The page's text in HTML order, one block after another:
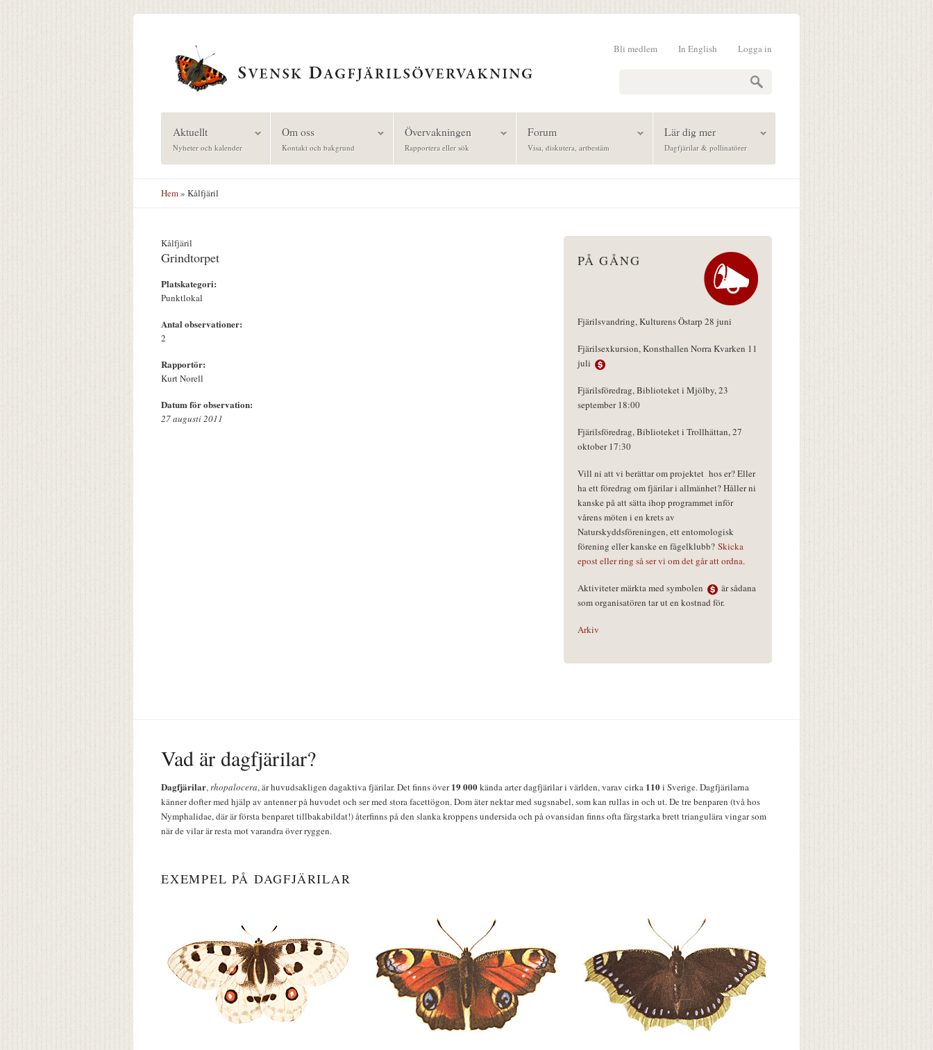
Logga in
In English
Bli medlem
Aktuellt
Nyheter och kalender
Om oss
Kontakt och bakgrund
Övervakningen
Rapportera eller sök
Forum
Visa, diskutera, artbestäm
Lär dig mer
Dagfjärilar & pollinatörer
Hem» Kålfjäril
Kålfjäril
Grindtorpet
Platskategori:
Punktlokal
Antal observationer:
2
Rapportör:
Kurt Norell
Datum för observation:
27 augusti 2011
PÅ GÅNG
Fjärilsvandring, Kulturens Östarp 28 juni
Fjärilsexkursion, Konsthallen Norra Kvarken 11
juli
Fjärilsföredrag, Biblioteket i Mjölby, 23
september 18:00
Fjärilsföredrag, Biblioteket i Trollhättan, 27
oktober 17:30
Vill ni att vi berättar om projektet hos er? Eller
ha ett föredrag om fjärilar i allmänhet? Håller ni
kanske på att sätta ihop programmet inför
vårens möten i en krets av
Naturskyddsföreningen, ett entomologisk
förening eller kanske en fågelklubb? Skicka
epost eller ring så ser vi om det går att ordna.
Aktiviteter märkta med symbolen
är sådana
som organisatören tar ut en kostnad för.
Arkiv
Vad är dagfjärilar?
Dagfjärilar,rhopalocera, är huvudsakligen dagaktiva fjärilar. Det finns över19 000kända arter dagfjärilar i världen, varav cirka 110i Sverige. Dagfjärilarna
känner dofter med hjälp av antenner på huvudet och ser med stora facettögon. Dom äter nektar med sugsnabel, som kan rullas in och ut. De tre benparen (två hos
Nymphalidae, där är första benparet tillbakabildat!) återfinns på den slanka kroppens undersida och på ovansidan finns ofta färgstarka brett triangulära vingar som
när de vilar är resta mot varandra över ryggen.
EXEMPEL PÅ DAGFJÄRILAR